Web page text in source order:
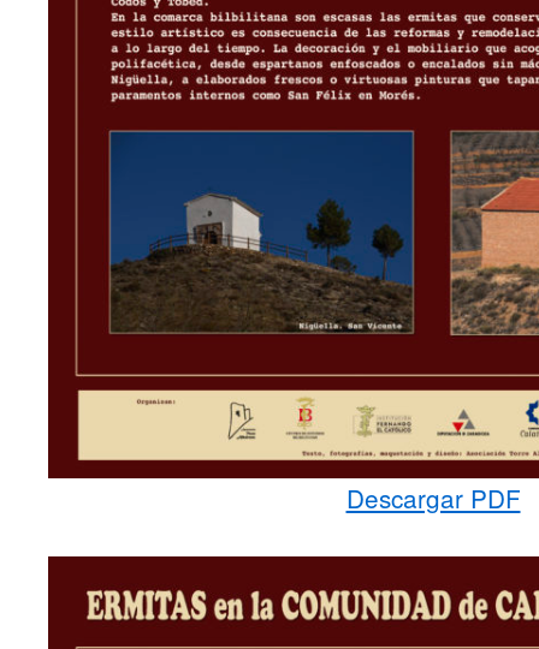
Descargar PDF